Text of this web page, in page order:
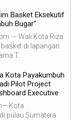
Basket Eksekutif
Bugar"
--- Wali Kota Riza
di lapangan
T...
Kota Payakumbuh
Pilot Project
Executive
Kota
pulau Sumatera